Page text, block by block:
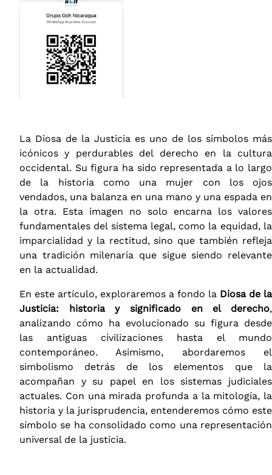
La Diosa de la Justicia es uno de los símbolos más
icónicos y perdurables del derecho en la cultura
occidental. Su figura ha sido representada a lo largo
de la historia como una mujer con los ojos
vendados, una balanza en una mano y una espada en
la otra. Esta imagen no solo encarna los valores
fundamentales del sistema legal, como la equidad, la
imparcialidad y la rectitud, sino que también refleja
una tradición milenaria que sigue siendo relevante
en la actualidad.
En este artículo, exploraremos a fondo la Diosa de la
Justicia: historia y significado en el derecho,
analizando cómo ha evolucionado su figura desde
las antiguas civilizaciones hasta el mundo
contemporáneo. Asimismo, abordaremos el
simbolismo detrás de los elementos que la
acompañan y su papel en los sistemas judiciales
actuales. Con una mirada profunda a la mitología, la
historia y la jurisprudencia, entenderemos cómo este
símbolo se ha consolidado como una representación
universal de la justicia.